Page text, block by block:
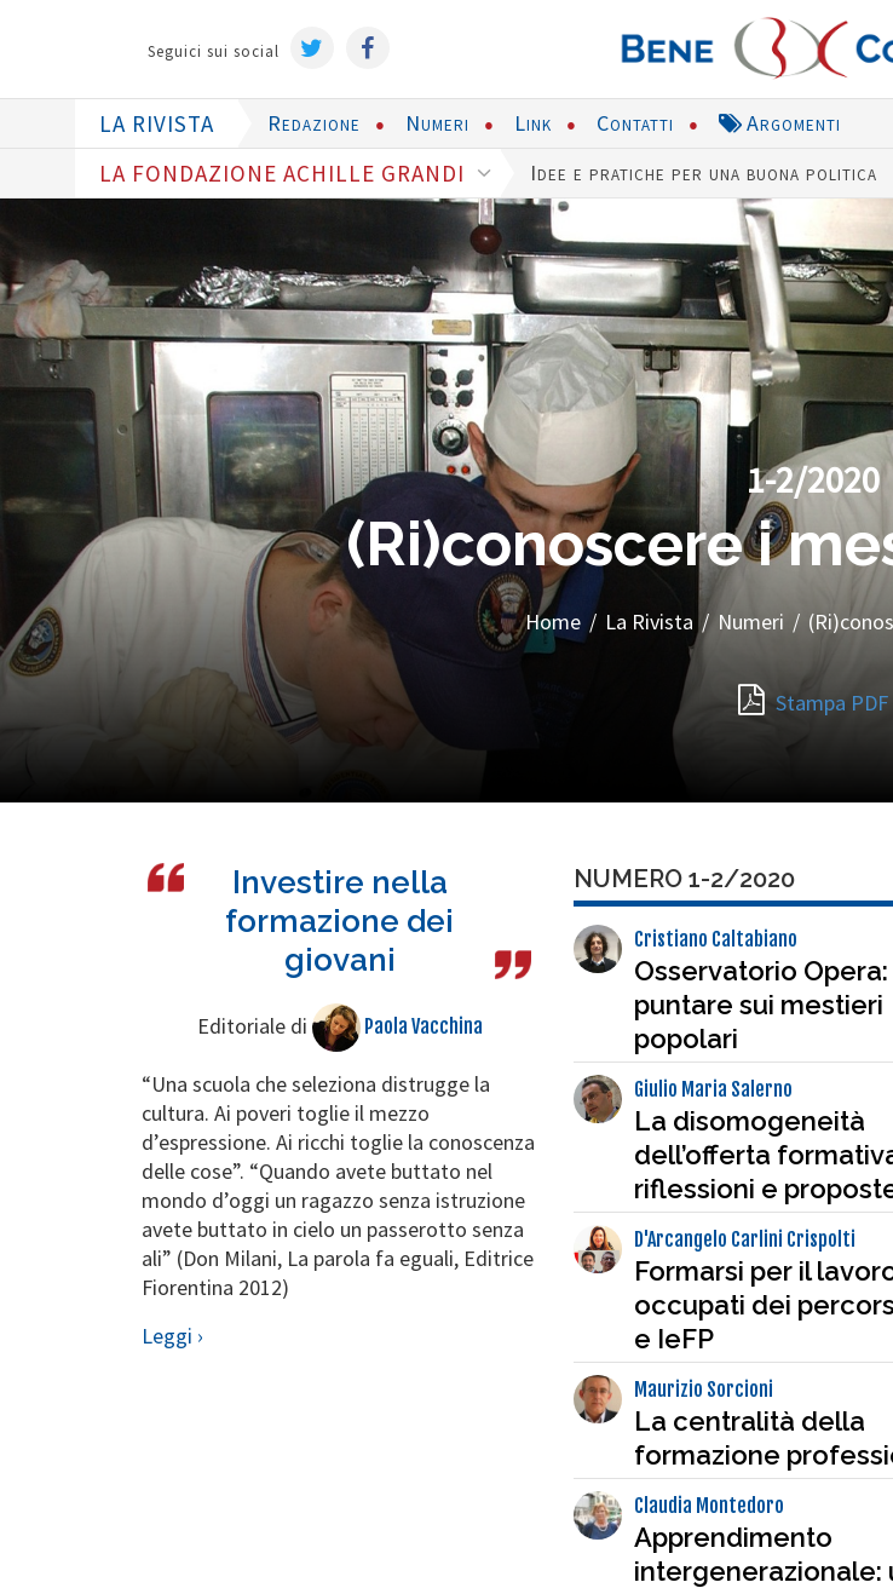
Seguici sui social
LA RIVISTA Redazione Numeri Link Contatti Argomenti
LA FONDAZIONE ACHILLE GRANDI Idee e pratiche per una buona politica
1-2/2020
(Ri)conoscere i
Home / La Rivista / Numeri /
Stampa PDF
Investire nella
formazione dei
giovani
Editoriale di Paola Vacchina
“Una scuola che seleziona distrugge la
cultura. Ai poveri toglie il mezzo
d’espressione. Ai ricchi toglie la conoscenza
delle cose”. “Quando avete buttato nel
mondo d’oggi un ragazzo senza istruzione
avete buttato in cielo un passerotto senza
ali” (Don Milani, La parola fa eguali, Editrice
Fiorentina 2012)
Leggi ›
NUMERO 1-2/2020
Cristiano Caltabiano
Osservatorio Opera:
puntare sui mestieri
popolari
Giulio Maria Salerno
La disomogeneità
dell’offerta
riflessioni e
D'Arcangelo Carlini Crispolti
Formarsi per il
occupati dei
e IeFP
Maurizio Sorcioni
La centralità della
formazione
Claudia Montedoro
Apprendimento
intergenerazionale: